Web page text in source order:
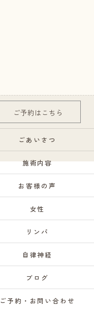
ご予約はこちら
ごあいさつ
施術内容
お客様の声
女性
リンパ
自律神経
ブログ
ご予約・お問い合わせ